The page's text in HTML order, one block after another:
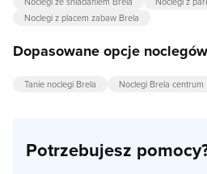
Noclegi z placem zabaw Brela
Dopasowane opcje
Tanie noclegi Brela Noclegi Brela centrum
Potrzebujesz